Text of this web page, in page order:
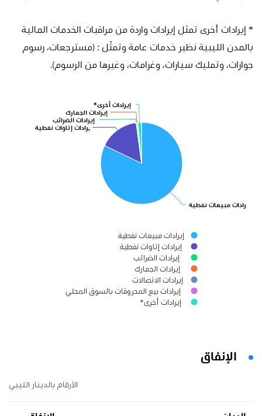
* إيرادات أخرى تمثل إيرادات واردة من مراقبات الخدمات المالية
بالمدن الليبية نظير خدمات عامة وتمثّل : (مسترجعات، رسوم
جوازات، وتمليك سيارات، وغرامات، وغيرها من الرسوم).
إيرادات مبيعات نفطية
إيرادات إتاوات نفطية
إيرادات الضرائب
إيرادات الجمارك
إيرادات أخرى*
إيرادات مبيعات نفطية
إيرادات إتاوات نفطية
إيرادات الضرائب
إيرادات الجمارك
إيرادات الاتصالات
إيرادات بيع المحروقات بالسوق المحلي
إيرادات أخرى*
الإنفاق
الأرقام بالدينار الليبي